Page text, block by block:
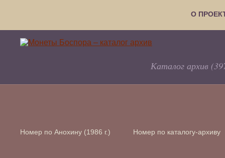
О
Каталог архив
Номер по Анохину (1986 г.) Номер по каталогу-архиву